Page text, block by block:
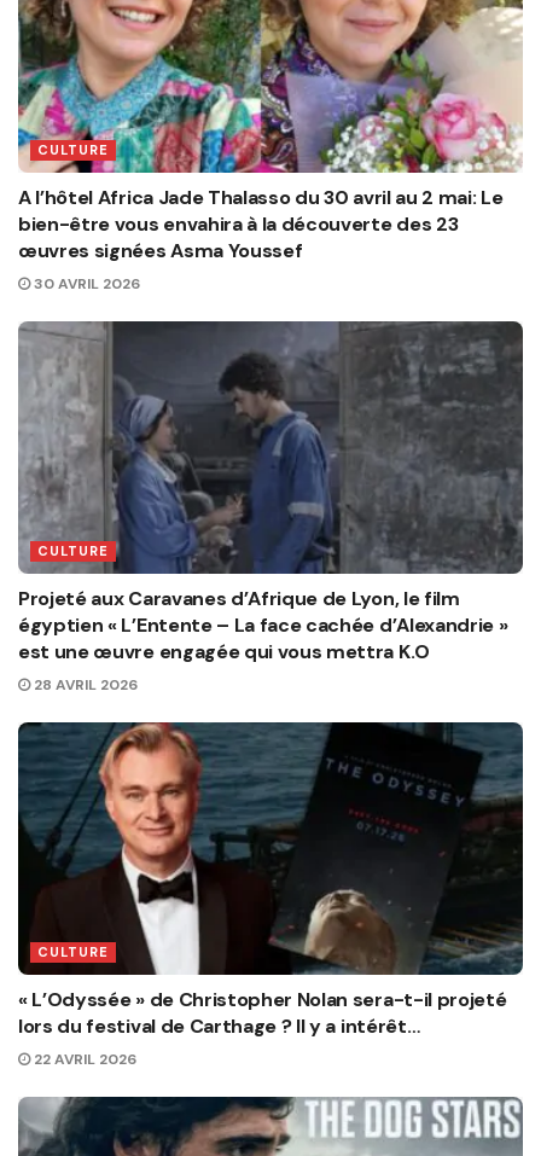
CULTURE
A l’hôtel Africa Jade Thalasso du 30 avril au 2 mai: Le
bien-être vous envahira à la découverte des 23
œuvres signées Asma Youssef
30 AVRIL 2026
CULTURE
Projeté aux Caravanes d’Afrique de Lyon, le film
égyptien « L’Entente – La face cachée d’Alexandrie »
est une œuvre engagée qui vous mettra K.O
28 AVRIL 2026
CULTURE
« L’Odyssée » de Christopher Nolan sera-t-il projeté
lors du festival de Carthage ? Il y a intérêt…
22 AVRIL 2026